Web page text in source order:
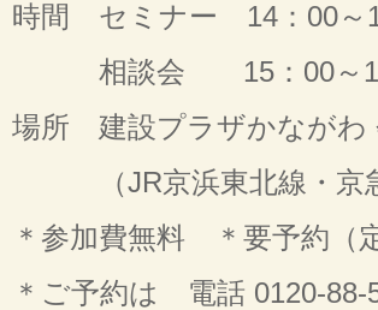
時間 セミナー 14：00～
相談会 15：00～
場所 建設プラザかながわ
（JR京浜東北線・京急
＊参加費無料 ＊要予約（
＊ご予約は 電話 0120-